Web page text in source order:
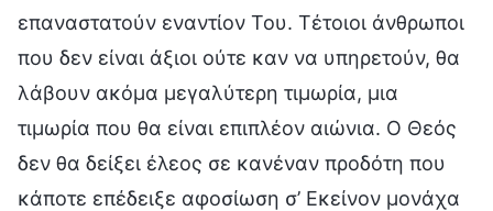
επαναστατούν εναντίον Του. Τέτοιοι άνθρωποι
που δεν είναι άξιοι ούτε καν να υπηρετούν, θα
λάβουν ακόμα μεγαλύτερη τιμωρία, μια
τιμωρία που θα είναι επιπλέον αιώνια. Ο Θεός
δεν θα δείξει έλεος σε κανέναν προδότη που
κάποτε επέδειξε αφοσίωση σ’ Εκείνον μονάχα